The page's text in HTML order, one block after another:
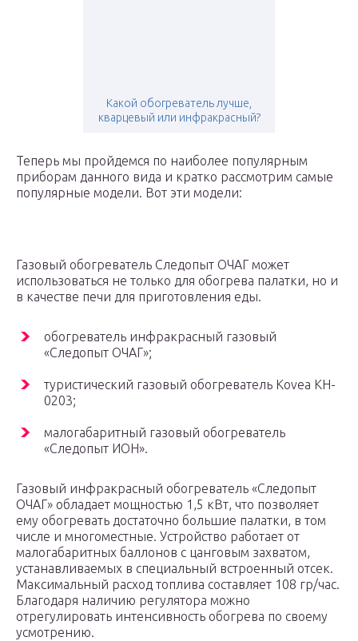
Какой обогреватель лучше,
кварцевый или инфракрасный?
Теперь мы пройдемся по наиболее популярным
приборам данного вида и кратко рассмотрим самые
популярные модели. Вот эти модели:
Газовый обогреватель Следопыт ОЧАГ может
использоваться не только для обогрева палатки, но и
в качестве печи для приготовления еды.
обогреватель инфракрасный газовый
«Следопыт ОЧАГ»;
туристический газовый обогреватель Kovea KH-
0203;
малогабаритный газовый обогреватель
«Следопыт ИОН».
Газовый инфракрасный обогреватель «Следопыт
ОЧАГ» обладает мощностью 1,5 кВт, что позволяет
ему обогревать достаточно большие палатки, в том
числе и многоместные. Устройство работает от
малогабаритных баллонов с цанговым захватом,
устанавливаемых в специальный встроенный отсек.
Максимальный расход топлива составляет 108 гр/час.
Благодаря наличию регулятора можно
отрегулировать интенсивность обогрева по своему
усмотрению.